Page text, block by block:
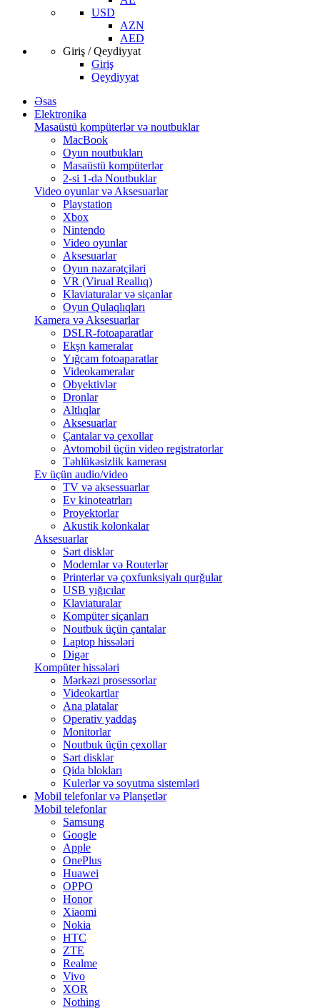
USD
AZN
AED
Giriş / Qeydiyyat
Giriş
Qeydiyyat
Əsas
Elektronika
Masaüstü kompüterlər və noutbuklar
MacBook
Oyun noutbukları
Masaüstü kompüterlər
2-si 1-də Noutbuklar
Video oyunlar və Aksesuarlar
Playstation
Xbox
Nintendo
Video oyunlar
Aksesuarlar
Oyun nəzarətçiləri
VR (Virual Reallıq)
Klaviaturalar və siçanlar
Oyun Qulaqlıqları
Kamera və Aksesuarlar
DSLR-fotoaparatlar
Ekşn kameralar
Yığcam fotoaparatlar
Videokameralar
Obyektivlər
Dronlar
Altlıqlar
Aksesuarlar
Çantalar və çexollar
Avtomobil üçün video registratorlar
Təhlükəsizlik kamerası
Ev üçün audio/video
TV və aksessuarlar
Ev kinoteatrları
Proyektorlar
Akustik kolonkalar
Aksesuarlar
Sərt disklər
Modemlər və Routerlər
Printerlər və çoxfunksiyalı qurğular
USB yığıcılar
Klaviaturalar
Kompüter siçanları
Noutbuk üçün çantalar
Laptop hissələri
Digər
Kompüter hissələri
Mərkəzi prosessorlar
Videokartlar
Ana platalar
Operativ yaddaş
Monitorlar
Noutbuk üçün çexollar
Sərt disklər
Qida blokları
Kulerlər və soyutma sistemləri
Mobil telefonlar və Planşetlər
Mobil telefonlar
Samsung
Google
Apple
OnePlus
Huawei
OPPO
Honor
Xiaomi
Nokia
HTC
ZTE
Realme
Vivo
XOR
Nothing